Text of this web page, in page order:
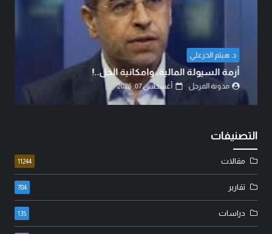
د. هيثم الخزعلي
أزمة السيولة المالية، وامكانية الحل..!
مدونة المرجل أغسطس 07, 2026
التصنيفات
مقالات 11244
تقارير 784
دراسات 135